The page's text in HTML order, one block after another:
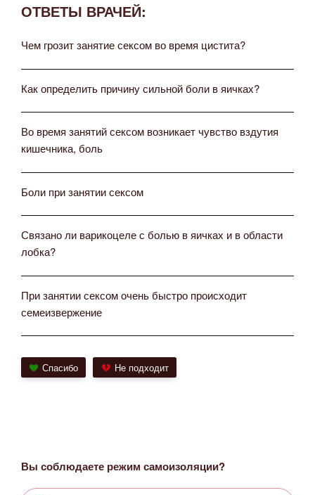
ОТВЕТЫ ВРАЧЕЙ:
Чем грозит занятие сексом во время цистита?
Как определить причину сильной боли в яичках?
Во время занятий сексом возникает чувство вздутия
кишечника, боль
Боли при занятии сексом
Связано ли варикоцеле с болью в яичках и в области
лобка?
При занятии сексом очень быстро происходит
семеизвержение
Спасибо Не подходит
Вы соблюдаете режим самоизоляции?